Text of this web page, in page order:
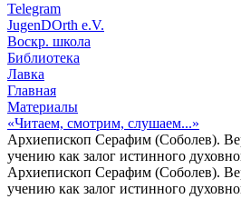
Telegram
JugenDOrth e.V.
Воскр. школа
Библиотека
Лавка
Главная
Материалы
«Читаем, смотрим, слушаем...»
Архиепископ Серафим (Соболев).
учению как залог истинного
Архиепископ Серафим (Соболев).
учению как залог истинного